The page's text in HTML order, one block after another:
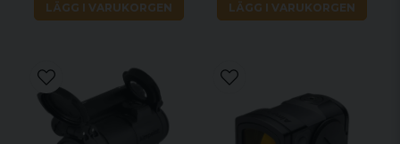
LÄGG I VARUKORGEN LÄGG I VARUKORGEN